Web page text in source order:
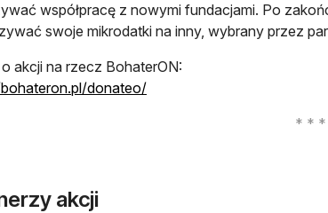
współpracę z nowymi fundacjami. Po
swoje mikrodatki na inny, wybrany przez
akcji na rzecz BohaterON:
donateo/otwiera się w nowej karcie
akcji